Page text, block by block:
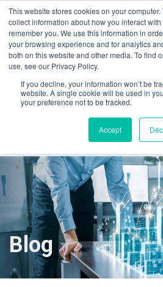
This website stores cookies on your
collect information about how you interact
remember you. We use this information in
your browsing experience and for analytics
both on this website and other media. To find
use, see our Privacy Policy.
If you decline, your information won’t be
website. A single cookie will be used in
your preference not to be tracked.
Accept
01 800 552 3686
contacto@grupo-
Blog